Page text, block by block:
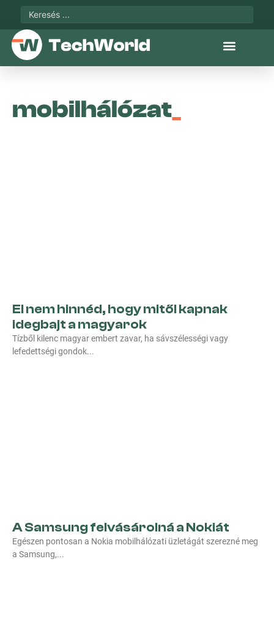
mobilhálózat
El nem hinnéd, hogy mitől kapnak
idegbajt a magyarok
Tízből kilenc magyar embert zavar, ha sávszélességi vagy
lefedettségi gondok
A Samsung felvásárolná a Nokiát
Egészen pontosan a Nokia mobilhálózati üzletágát szerezné meg
a Samsung,